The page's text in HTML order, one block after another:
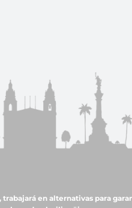
en alternativas para